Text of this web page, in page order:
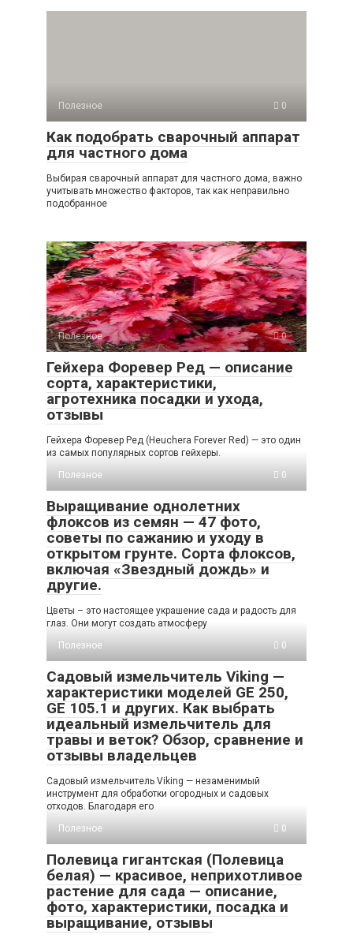
Полезное 0
Как подобрать сварочный аппарат
для частного дома
Выбирая сварочный аппарат для частного дома, важно
учитывать множество факторов, так как неправильно
подобранное
Полезное 0
Гейхера Форевер Ред — описание
сорта, характеристики,
агротехника посадки и ухода,
отзывы
Гейхера Форевер Ред (Heuchera Forever Red) — это один
из самых популярных сортов гейхеры.
Полезное
0
Выращивание однолетних
флоксов из семян — 47 фото,
советы по сажанию и уходу в
открытом грунте. Сорта флоксов,
включая «Звездный дождь» и
другие.
Цветы – это настоящее украшение сада и радость для
глаз. Они могут создать атмосферу
Полезное
0
Садовый измельчитель Viking —
характеристики моделей GE 250,
GE 105.1 и других. Как выбрать
идеальный измельчитель для
травы и веток? Обзор, сравнение и
отзывы владельцев
Садовый измельчитель Viking — незаменимый
инструмент для обработки огородных и садовых
отходов. Благодаря его
Полезное
0
Полевица гигантская (Полевица
белая) — красивое, неприхотливое
растение для сада — описание,
фото, характеристики, посадка и
выращивание, отзывы